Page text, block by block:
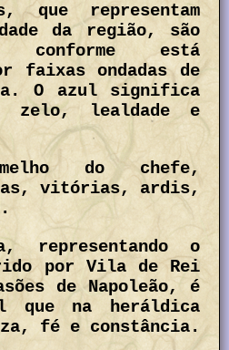
que representam
da região, são
conforme está
faixas ondadas de
O azul significa
zelo, lealdade e
do chefe,
vitórias, ardis,
representando o
por Vila de Rei
de Napoleão, é
que na heráldica
fé e constância.